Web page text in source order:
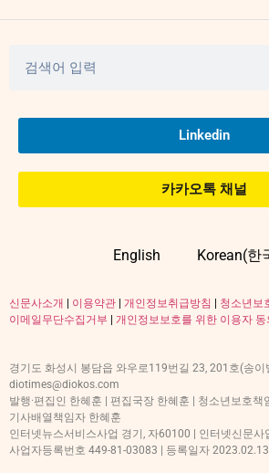
Linkedin
카카오톡 채널
English Korean(한
신문사소개 이용약관 개인정보취급방침 청소년보
이메일무단수집거부
개인정보보호를 위한 이용자 동
경기도 화성시 봉담읍 와우로119번길 23, 201호(송
diotimes@diokos.com
발행·편집인 한혜훈 | 편집국장 한혜훈 | 청소년보호책
기사배열책임자 한혜훈
인터넷뉴스서비스사업 경기, 자60100 | 인터넷신문사
사업자등록번호 449-81-03083 | 등록일자 2023.02.13